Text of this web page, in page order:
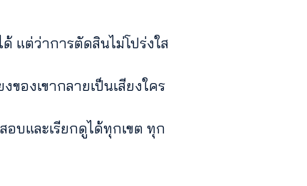
แต่ว่าการตัดสินไม่โปร่งใส
องเขากลายเป็นเสียงใคร
อบและเรียกดูได้ทุกเขต ทุก